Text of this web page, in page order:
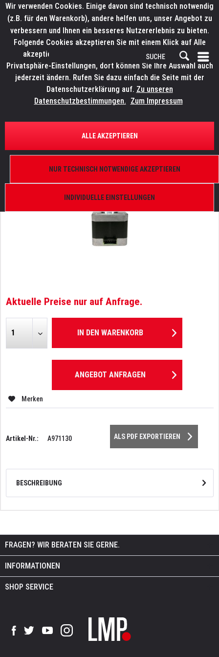
ÜBERSICHT ERSATZTEILE
HIGH END SYSTEMS Stepper Motor
13 mm
Aktuelle Preise nur auf Anfrage.
IN DEN WARENKORB
ANGEBOT ANFRAGEN
Merken
Artikel-Nr.: A971130 ALS PDF EXPORTIEREN
BESCHREIBUNG
FRAGEN? WIR BERATEN SIE GERNE.
INFORMATIONEN
SHOP SERVICE
Wir verwenden Cookies. Einige davon sind technisch notwendig
(z.B. für den Warenkorb), andere helfen uns, unser Angebot zu
verbessern und Ihnen ein besseres Nutzererlebnis zu bieten.
Folgende Cookies akzeptieren Sie mit einem Klick auf Alle
akzeptieren. Weitere Informationen finden Sie in den
Privatsphäre-Einstellungen, dort können Sie Ihre Auswahl auch
jederzeit ändern. Rufen Sie dazu einfach die Seite mit der
Datenschutzerklärung auf. Zu unseren
Datenschutzbestimmungen. Zum Impressum
INDIVIDUELLE EINSTELLUNGEN
NUR TECHNISCH NOTWENDIGE AKZEPTIEREN
ALLE AKZEPTIEREN